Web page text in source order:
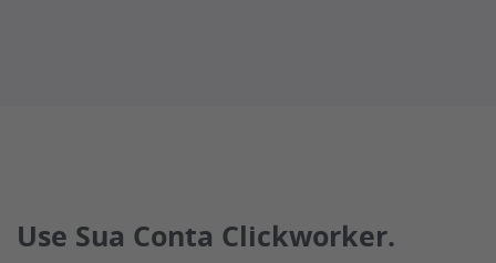
Use Sua Conta Clickworker.